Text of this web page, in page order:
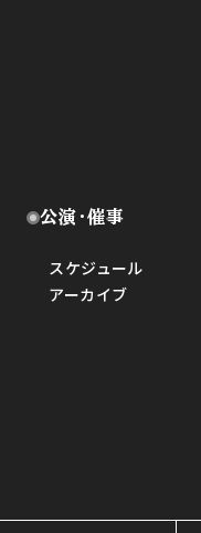
公演・催事
スケジュール
アーカイブ